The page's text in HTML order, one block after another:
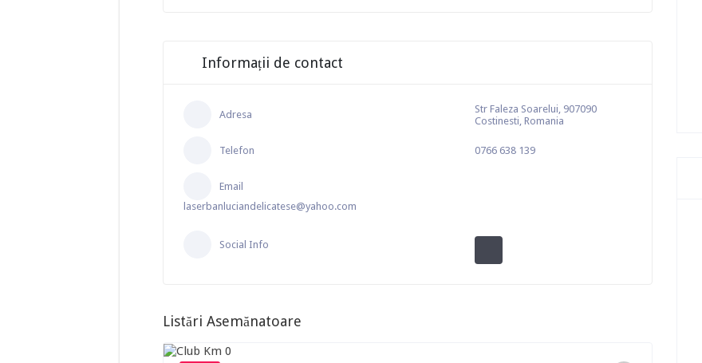
Informații de contact
Adresa
Str Faleza Soarelui, 907090
Costinesti, Romania
Telefon 0766 638 139
Email
laserbanluciandelicatese@yahoo.com
Social Info
Listări Asemănatoare